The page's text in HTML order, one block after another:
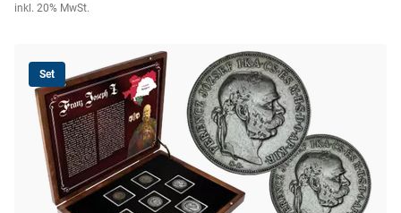
inkl. 20% MwSt.
Set